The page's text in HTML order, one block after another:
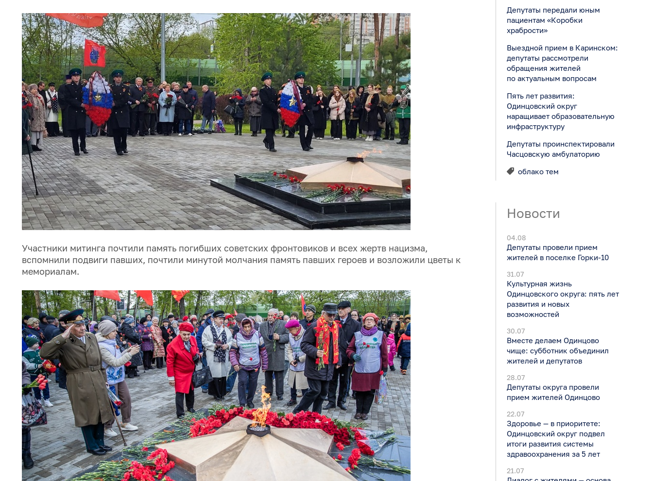
Участники митинга почтили память погибших советских фронтовиков и всех жертв нацизма,
вспомнили подвиги павших, почтили минутой молчания память павших героев и возложили цветы к
мемориалам.
Депутаты передали юным
пациентам «Коробки
храбрости»
Выездной прием в Каринском:
депутаты рассмотрели
обращения жителей
по актуальным вопросам
Пять лет развития:
Одинцовский округ
наращивает образовательную
инфраструктуру
Депутаты проинспектировали
Часцовскую амбулаторию
облако тем
Новости
04.08
Депутаты провели прием
жителей в поселке Горки-10
31.07
Культурная жизнь
Одинцовского округа: пять лет
развития и новых
возможностей
30.07
Вместе делаем Одинцово
чище: субботник объединил
жителей и депутатов
28.07
Депутаты округа провели
прием жителей Одинцово
22.07
Здоровье — в приоритете:
Одинцовский округ подвел
итоги развития системы
здравоохранения за 5 лет
21.07